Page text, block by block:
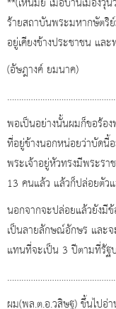
ร้ายสถาบันพระมหากษัตริ
อยู่เคียงข้างประชาชน แล
(อัษฎางค์ ยมนาค)
พอเป็นอย่างนั้นผมก็ขอร้อง
ที่อยู่ข้างนอกหน่อยว่าบัดนี้
พระเจ้าอยู่หัวทรงมีพระร
13 คนแล้ว แล้วก็ปล่อยตัว
นอกจากจะปล่อยแล้วยังมี
เป็นลายลักษณ์อักษร และ
แทนที่จะเป็น 3 ปีตามที่รัฐ
ผม(พล.ต.อ.วสิษฐ) ขึ้นไปอ่